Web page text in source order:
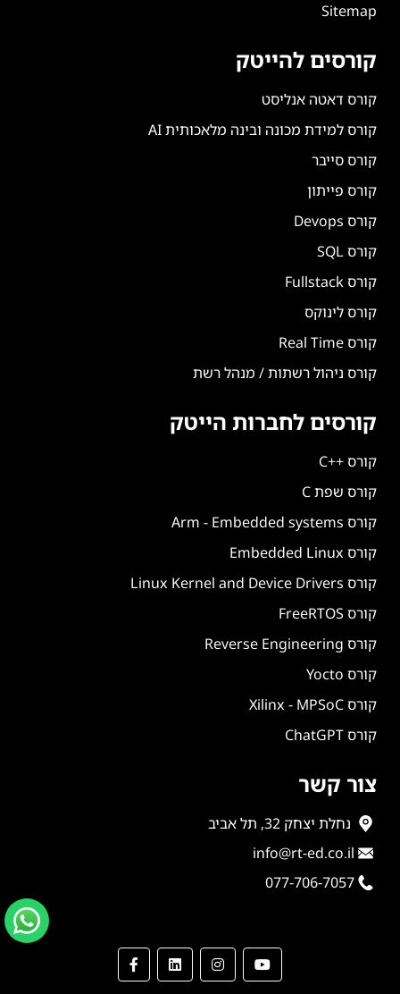
Sitemap
קורסים להייטק
קורס דאטה אנליסט
קורס למידת מכונה ובינה מלאכותית AI
קורס סייבר
קורס פייתון
קורס Devops
קורס SQL
קורס Fullstack
קורס לינוקס
קורס Real Time
קורס ניהול רשתות / מנהל רשת
קורסים לחברות הייטק
קורס ++C
קורס שפת C
קורס Arm - Embedded systems
קורס Embedded Linux
קורס Linux Kernel and Device Drivers
קורס FreeRTOS
קורס Reverse Engineering
קורס Yocto
קורס Xilinx - MPSoC
קורס ChatGPT
צור קשר
נחלת יצחק 32, תל אביב
info@rt-ed.co.il
077-706-7057